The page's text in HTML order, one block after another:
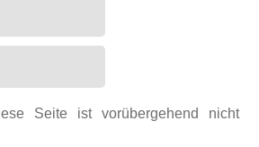
Seite ist vorübergehend nicht